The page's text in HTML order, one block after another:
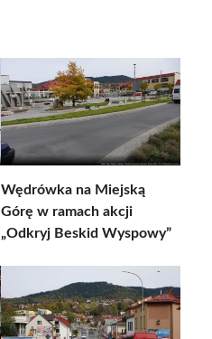
Wędrówka na Miejską
Górę w ramach akcji
„Odkryj Beskid Wyspowy”